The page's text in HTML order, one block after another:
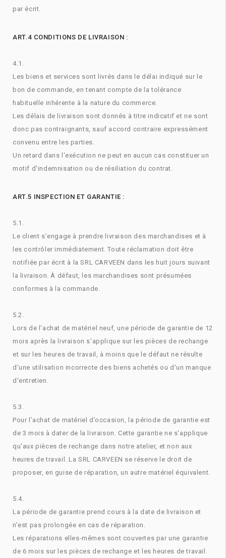
par écrit.
ART.4 CONDITIONS DE LIVRAISON :
4.1.
Les biens et services sont livrés dans le délai indiqué sur le
bon de commande, en tenant compte de la tolérance
habituelle inhérente à la nature du commerce.
Les délais de livraison sont donnés à titre indicatif et ne sont
donc pas contraignants, sauf accord contraire expressément
convenu entre les parties.
Un retard dans l'exécution ne peut en aucun cas constituer un
motif d'indemnisation ou de résiliation du contrat.
ART.5 INSPECTION ET GARANTIE :
5.1.
Le client s’engage à prendre livraison des marchandises et à
les contrôler immédiatement. Toute réclamation doit être
notifiée par écrit à la SRL CARVEEN dans les huit jours suivant
la livraison. À défaut, les marchandises sont présumées
conformes à la commande.
5.2.
Lors de l'achat de matériel neuf, une période de garantie de 12
mois après la livraison s'applique sur les pièces de rechange
et sur les heures de travail, à moins que le défaut ne résulte
d'une utilisation incorrecte des biens achetés ou d'un manque
d'entretien.
5.3.
Pour l’achat de matériel d’occasion, la période de garantie est
de 3 mois à dater de la livraison. Cette garantie ne s'applique
qu'aux pièces de rechange dans notre atelier, et non aux
heures de travail. La SRL CARVEEN se réserve le droit de
proposer, en guise de réparation, un autre matériel équivalent.
5.4.
La période de garantie prend cours à la date de livraison et
n'est pas prolongée en cas de réparation.
Les réparations elles-mêmes sont couvertes par une garantie
de 6 mois sur les pièces de rechange et les heures de travail.